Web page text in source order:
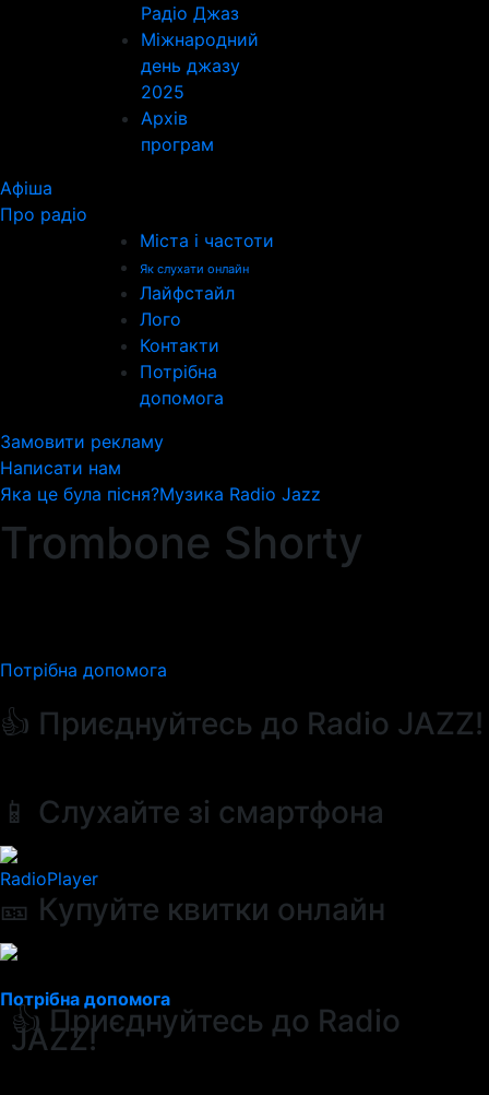
Радіо Джаз
Міжнародний
день джазу
2025
Архів
програм
Афіша
Про радіо
Міста і частоти
Як слухати онлайн
Лайфстайл
Лого
Контакти
Потрібна
допомога
Замовити рекламу
Написати нам
Яка це була пісня?Музика Radio Jazz
Trombone Shorty
Потрібна допомога
👍 Приєднуйтесь до Radio JAZZ!
📱 Слухайте зі смартфона
RadioPlayer
🎫 Купуйте квитки онлайн
Потрібна допомога
👍 Приєднуйтесь до Radio
JAZZ!